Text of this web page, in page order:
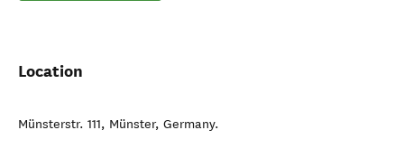
Location
Münsterstr. 111, Münster, Germany.